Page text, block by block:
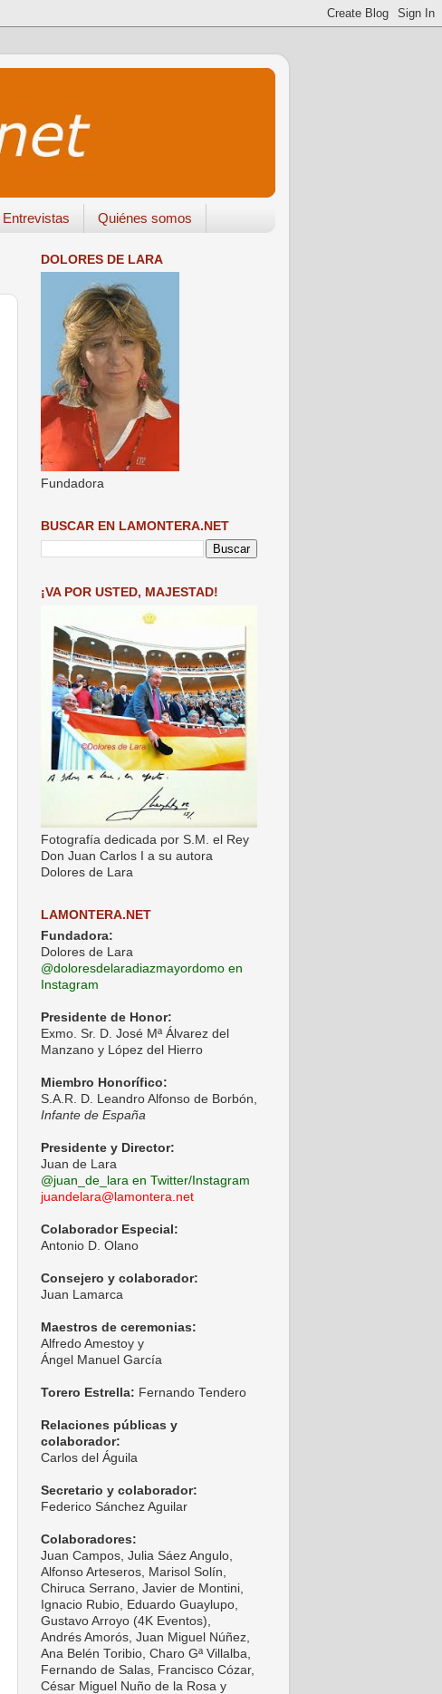
Entrevistas Quiénes somos
DOLORES DE LARA
Fundadora
BUSCAR EN LAMONTERA.NET
¡VA POR USTED, MAJESTAD!
Fotografía dedicada por S.M. el Rey
Don Juan Carlos I a su autora
Dolores de Lara
LAMONTERA.NET
Fundadora:
Dolores de Lara
@doloresdelaradiazmayordomo en
Instagram
Presidente de Honor:
Exmo. Sr. D. José Mª Álvarez del
Manzano y López del Hierro
Miembro Honorífico:
S.A.R. D. Leandro Alfonso de Borbón,
Infante de España
Presidente y Director:
Juan de Lara
@juan_de_lara en Twitter/Instagram
juandelara@lamontera.net
Colaborador Especial:
Antonio D. Olano
Consejero y colaborador:
Juan Lamarca
Maestros de ceremonias:
Alfredo Amestoy y
Ángel Manuel García
Torero Estrella: Fernando Tendero
Relaciones públicas y
colaborador:
Carlos del Águila
Secretario y colaborador:
Federico Sánchez Aguilar
Colaboradores:
Juan Campos, Julia Sáez Angulo,
Alfonso Arteseros, Marisol Solín,
Chiruca Serrano, Javier de Montini,
Ignacio Rubio, Eduardo Guaylupo,
Gustavo Arroyo (4K Eventos),
Andrés Amorós, Juan Miguel Núñez,
Ana Belén Toribio, Charo Gª Villalba,
Fernando de Salas, Francisco Cózar,
César Miguel Nuño de la Rosa y